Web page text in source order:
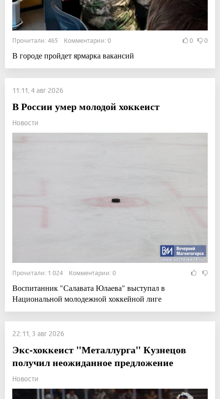
Прочитали: 465 Комментарии: 0 0 0
В городе пройдет ярмарка вакансий
11:11, 4 авг 2026
В России умер молодой хоккеист
Новости
Прочитали: 1 024 Комментарии: 0
Воспитанник "Салавата Юлаева" выступал в
Национальной молодежной хоккейной лиге
22:11, 3 авг 2026
Экс-хоккеист "Металлурга" Кузнецов
получил неожиданное предложение
Новости